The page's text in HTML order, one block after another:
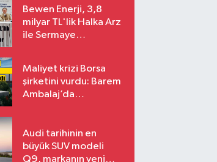
Bewen Enerji, 3,8
milyar TL'lik Halka Arz
ile Sermaye
Maliyet krizi Borsa
şirketini vurdu: Barem
Ambalaj’da
Audi tarihinin en
büyük SUV modeli
Q9, markanın yeni